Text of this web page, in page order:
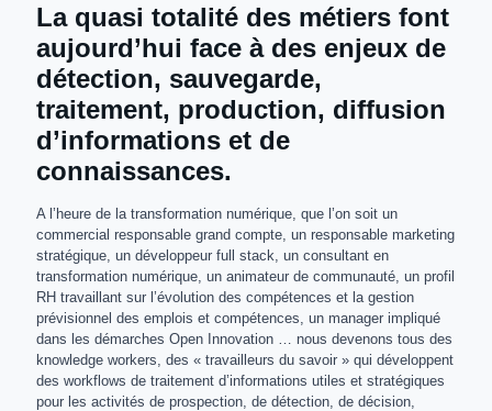
La quasi totalité des métiers font
aujourd’hui face à des enjeux de
détection, sauvegarde,
traitement, production, diffusion
d’informations et de
connaissances.
A l’heure de la transformation numérique, que l’on soit un
commercial responsable grand compte, un responsable marketing
stratégique, un développeur full stack, un consultant en
transformation numérique, un animateur de communauté, un profil
RH travaillant sur l’évolution des compétences et la gestion
prévisionnel des emplois et compétences, un manager impliqué
dans les démarches Open Innovation … nous devenons tous des
knowledge workers, des « travailleurs du savoir » qui développent
des workflows de traitement d’informations utiles et stratégiques
pour les activités de prospection, de détection, de décision,